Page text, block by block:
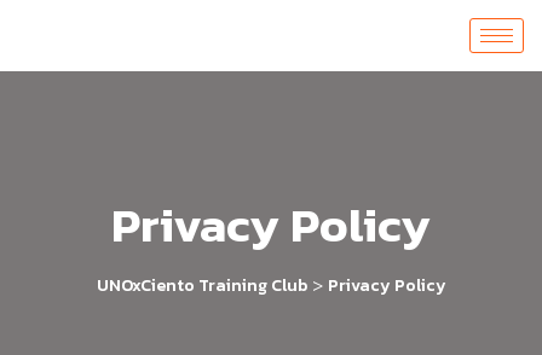
Privacy Policy
UNOxCiento Training Club> Privacy Policy